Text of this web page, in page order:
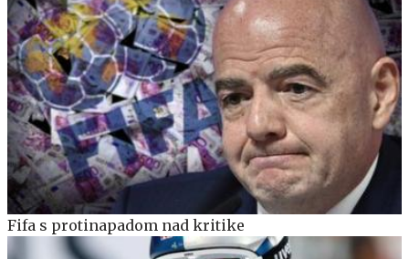
Fifa s protinapadom nad kritike